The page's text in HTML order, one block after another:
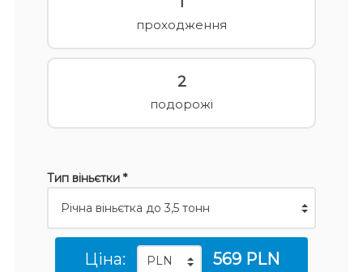
проходження
2
подорожі
Тип віньєтки *
Ціна: 569 PLN